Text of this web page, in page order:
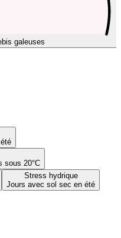
galeuses
sous 20°C
Stress hydrique
Jours avec sol sec en été